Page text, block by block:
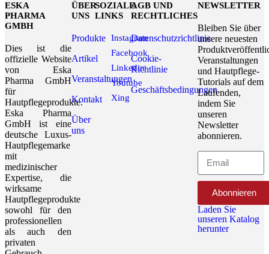
ESKA
PHARMA
GMBH
Dies ist die
offizielle Website
von Eska
Pharma GmbH
für
Hautpflegeprodukte.
Eska Pharma
GmbH ist eine
deutsche Luxus-
Hautpflegemarke
mit
medizinischer
Expertise, die
wirksame
Hautpflegeprodukte
sowohl für den
professionellen
als auch den
privaten
ÜBER
UNS
Produkte
Artikel
Veranstaltungen
Kontakt
Über
uns
SOZIALE
LINKS
Instagram
Facebook
Linkedin
Youtube
Xing
AGB UND
RECHTLICHES
Datenschutzrichtlinie
Cookie-
Richtlinie
Geschäftsbedingungen
NEWSLETTER
Bleiben Sie über
unsere neuesten
Veranstaltungen
und Hautpflege-
Tutorials auf dem
Laufenden,
indem Sie
unseren
Newsletter
abonnieren.
Abonnieren
Laden Sie
unseren Katalog
herunter